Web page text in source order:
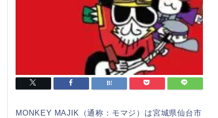
MONKEY MAJIK（通称：モマジ）は宮城県仙台市